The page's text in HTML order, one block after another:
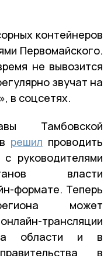
контейнеров
Первомайского.
не вывозится
звучат на
в соцсетях.
Тамбовской
решил проводить
руководителями
власти
формате. Теперь
может
трансляции
области и в
в